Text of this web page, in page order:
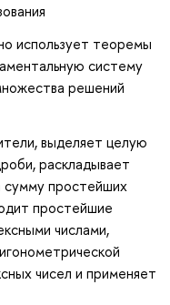
использует теоремы
систему
решений
выделяет целую
раскладывает
сумму простейших
простейшие
числами,
чисел и применяет